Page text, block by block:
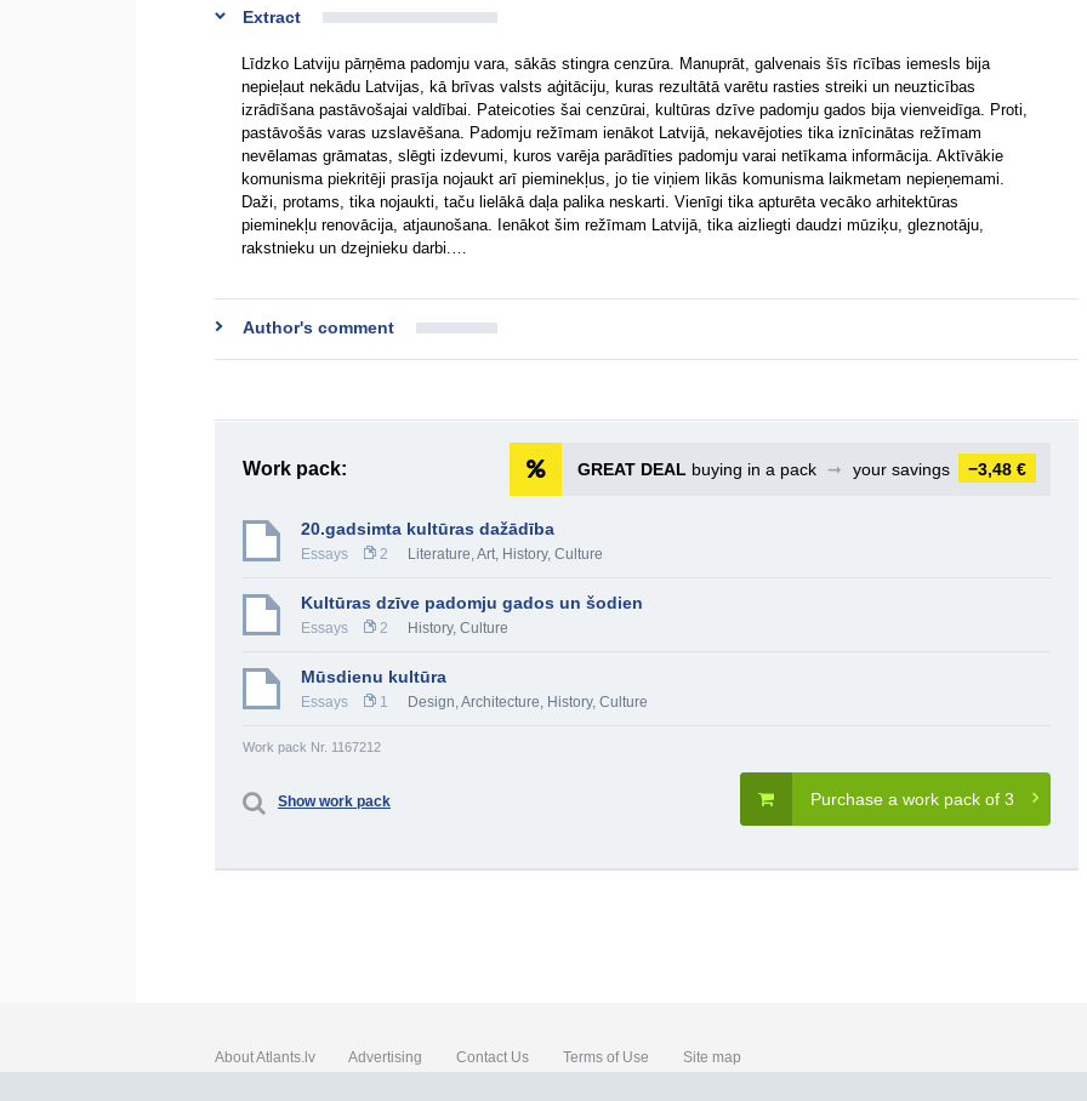
Extract
Līdzko Latviju pārņēma padomju vara, sākās stingra cenzūra. Manuprāt, galvenais šīs rīcības iemesls bija
nepieļaut nekādu Latvijas, kā brīvas valsts aģitāciju, kuras rezultātā varētu rasties streiki un neuzticības
izrādīšana pastāvošajai valdībai. Pateicoties šai cenzūrai, kultūras dzīve padomju gados bija vienveidīga. Proti,
pastāvošās varas uzslavēšana. Padomju režīmam ienākot Latvijā, nekavējoties tika iznīcinātas režīmam
nevēlamas grāmatas, slēgti izdevumi, kuros varēja parādīties padomju varai netīkama informācija. Aktīvākie
komunisma piekritēji prasīja nojaukt arī pieminekļus, jo tie viņiem likās komunisma laikmetam nepieņemami.
Daži, protams, tika nojaukti, taču lielākā daļa palika neskarti. Vienīgi tika apturēta vecāko arhitektūras
pieminekļu renovācija, atjaunošana. Ienākot šim režīmam Latvijā, tika aizliegti daudzi mūziķu, gleznotāju,
rakstnieku un dzejnieku darbi.…
Author's comment
Work pack: GREAT DEAL buying in a pack ➞ your savings −3,48 €
20.gadsimta kultūras dažādība
Essays 2 Literature,Art, History, Culture
Kultūras dzīve padomju gados un šodien
Essays 2 History, Culture
Mūsdienu kultūra
Essays 1 Design, Architecture, History, Culture
Work pack Nr. 1167212
Purchase a work pack of 3
Show work pack
About Atlants.lv Advertising Contact Us Terms of Use Site map